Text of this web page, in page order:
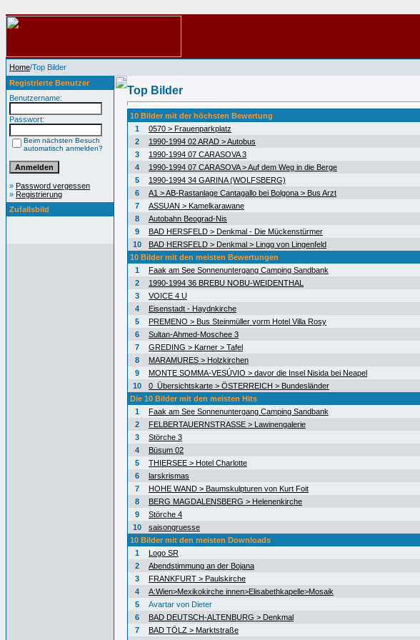
Home/Top Bilder
Registrierte Benutzer
Benutzername:
Passwort:
Beim nächsten Besuch
automatisch anmelden?
» Password vergessen
» Registrierung
Zufallsbild
Top Bilder
10 Bilder mit der höchsten Bewertung
1
0570 > Frauenparkplatz
2
1990-1994 02 ARAD > Autobus
3
1990-1994 07 CARASOVA 3
4
1990-1994 07 CARASOVA > Auf dem Weg in die Berge
5
1990-1994 34 GARINA (WOLFSBERG)
6
A1 > AB-Rastanlage Cantagallo bei Bolgona > Bus Arzt
7
ASSUAN > Kamelkarawane
8
Autobahn Beograd-Nis
9
BAD HERSFELD > Denkmal - Die Mückenstürmer
10
BAD HERSFELD > Denkmal > Lingg von Lingenfeld
10 Bilder mit den meisten Bewertungen
1
Faak am See Sonnenuntergang Camping Sandbank
2
1990-1994 36 BREBU NOBU-WEIDENTHAL
3
VOICE 4 U
4
Eisenstadt - Haydnkirche
5
PREMENO > Bus Steinmüller vorm Hotel Villa Rosy
6
Sultan-Ahmed-Moschee 3
7
GREDING > Karner > Tafel
8
MARAMURES > Holzkirchen
9
MONTE SOMMA-VESÚVIO > davor die Insel Nisida bei Neapel
10
0_Übersichtskarte > ÖSTERREICH > Bundesländer
Die 10 Bilder mit den meisten Hits
1
Faak am See Sonnenuntergang Camping Sandbank
2
FELBERTAUERNSTRASSE > Lawinengalerie
3
Störche 3
4
Büsum 02
5
THIERSEE > Hotel Charlotte
6
larskrismas
7
HOHE WAND > Baumskulpturen von Kurt Foit
8
BERG MAGDALENSBERG > Helenenkirche
9
Störche 4
10
saisongruesse
10 Bilder mit den meisten Downloads
1
Logo SR
2
Abendstimmung an der Bojana
3
FRANKFURT > Paulskirche
4
A:Wien>Mexikokirche innen>Elisabethkapelle>Mosaik
5
Avartar von Dieter
6
BAD DEUTSCH-ALTENBURG > Denkmal
7
BAD TÖLZ > Marktstraße